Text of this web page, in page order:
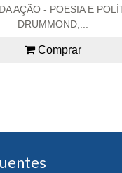
AÇÃO - POESIA E
DRUMMOND,...
Comprar